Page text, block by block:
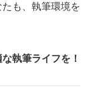
も、執筆環境を
執筆ライフを！